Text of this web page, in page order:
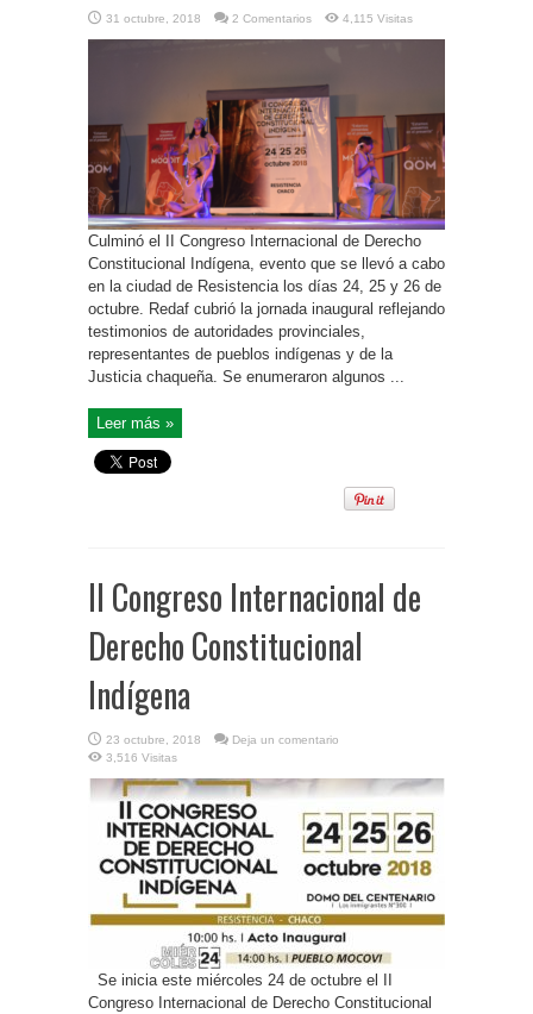
31 octubre, 2018 2 Comentarios 4,115 Visitas
Culminó el II Congreso Internacional de Derecho
Constitucional Indígena, evento que se llevó a cabo
en la ciudad de Resistencia los días 24, 25 y 26 de
octubre. Redaf cubrió la jornada inaugural reflejando
testimonios de autoridades provinciales,
representantes de pueblos indígenas y de la
Justicia chaqueña. Se enumeraron algunos ...
Leer más »
II Congreso Internacional de
Derecho Constitucional
Indígena
23 octubre, 2018
Deja un comentario
3,516 Visitas
Se inicia este miércoles 24 de octubre el II
Congreso Internacional de Derecho Constitucional